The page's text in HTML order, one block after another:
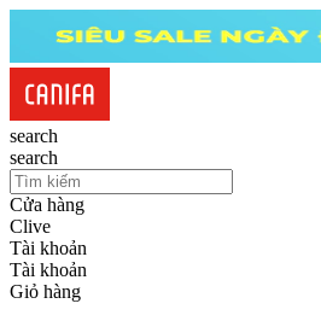
search
search
Cửa hàng
Clive
Tài khoản
Tài khoản
Giỏ hàng